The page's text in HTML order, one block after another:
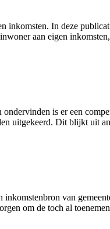
inkomsten. In deze
aan eigen
is er een
uitgekeerd. Dit blijkt uit
van
om de toch al